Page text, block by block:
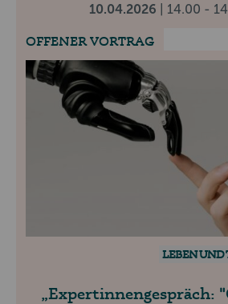
10.04.2026
| 14.00 -
OFFENER VORTRAG
LEBEN UND
Expertinnengespräch: